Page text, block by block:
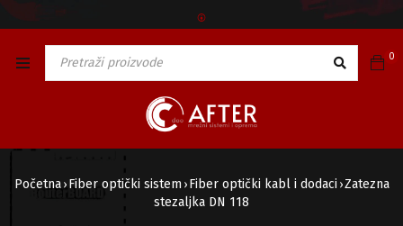
🅯
0
Početna › Fiber optički sistem › Fiber optički kabl i dodaci ›Zatezna
stezaljka DN 118